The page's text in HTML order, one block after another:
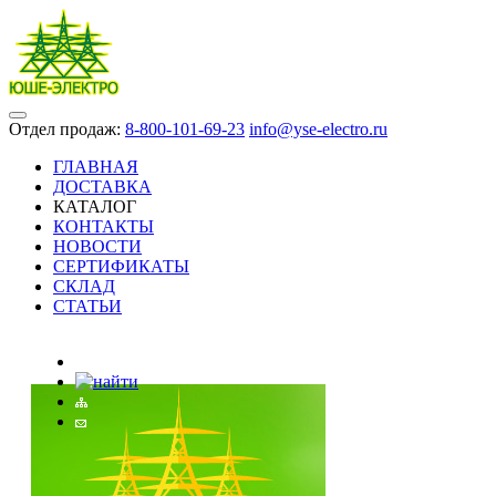
Отдел продаж: 8-800-101-69-23 info@yse-electro.ru
ГЛАВНАЯ
ДОСТАВКА
КАТАЛОГ
КОНТАКТЫ
НОВОСТИ
СЕРТИФИКАТЫ
СКЛАД
СТАТЬИ